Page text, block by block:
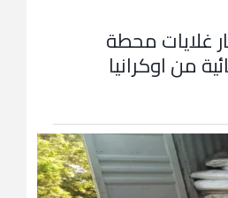
غلايات محطة
من اوكرانيا